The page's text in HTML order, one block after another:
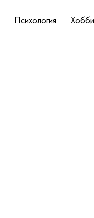
Психология Хобби